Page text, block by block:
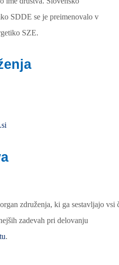
SDDE se je preimenovalo v
SZE.
združenja, ki ga sestavljajo vsi
zadevah pri delovanju
.